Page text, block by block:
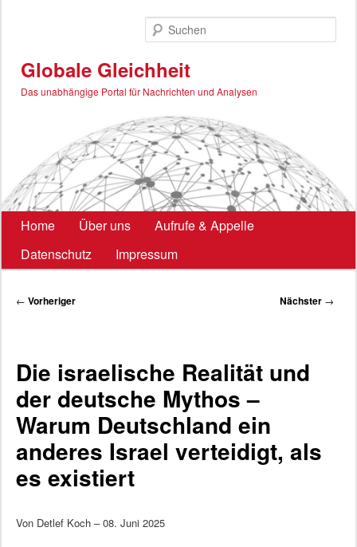
Globale Gleichheit
Das unabhängige Portal für Nachrichten und Analysen
Hauptmenü
Home Über uns
Aufrufe & Appelle
Datenschutz
Impressum
Beitragsnavigation
← Vorheriger Nächster →
Die israelische Realität und
der deutsche Mythos –
Warum Deutschland ein
anderes Israel verteidigt, als
es existiert
Von Detlef Koch – 08. Juni 2025